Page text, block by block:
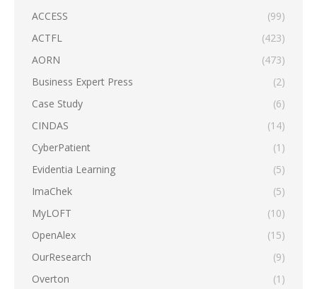
ACCESS
(99)
ACTFL
(423)
AORN
(473)
Business Expert Press
(2)
Case Study
(6)
CINDAS
(14)
CyberPatient
(1)
Evidentia Learning
(5)
ImaChek
(5)
MyLOFT
(10)
OpenAlex
(15)
OurResearch
(9)
Overton
(1)